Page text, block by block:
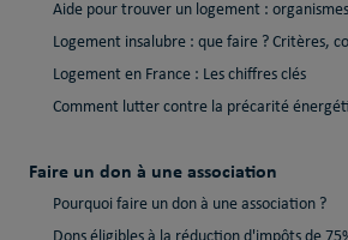
Aide pour trouver un logement :
Logement insalubre : que faire ? Critères,
Logement en France : Les chiffres clés
Comment lutter contre la précarité
Faire un don à une association
Pourquoi faire un don à une association ?